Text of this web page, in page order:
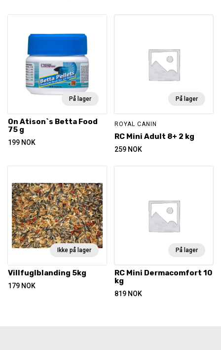
På lager
On Atison`s Betta Food
75 g
199 NOK
På lager
ROYAL CANIN
RC Mini Adult 8+ 2 kg
259 NOK
Ikke på lager
Villfuglblanding 5kg
179 NOK
På lager
RC Mini Dermacomfort 10
kg
819 NOK